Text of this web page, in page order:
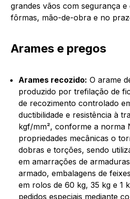
grandes vãos com segurança
fôrmas, mão-de-obra e no
Arames e pregos
Arames recozido: O arame
produzido por trefilação de
de recozimento controlado
ductibilidade e resistência à
kgf/mm², conforme a norma
propriedades mecânicas o
dobras e torções, sendo
em amarrações de
armado, embalagens de
em rolos de 60 kg, 35 kg e 1
pedidos especiais mediante